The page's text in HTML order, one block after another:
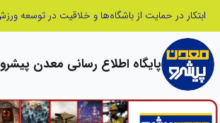
پایگاه اطلاع رسانی معدن پیشرو